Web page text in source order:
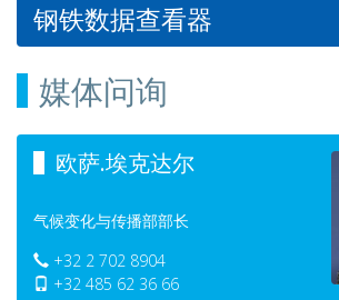
钢铁数据查看器
媒体问询
欧萨.埃克达尔
气候变化与传播部部长
+32 2 702 8904
+32 485 62 36 66